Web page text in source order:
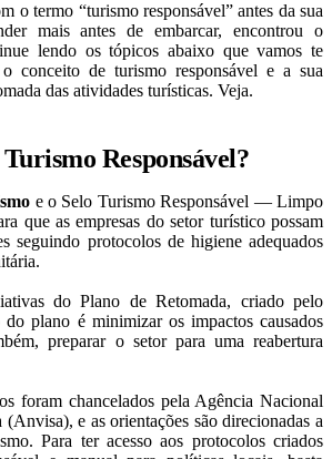
o termo “turismo responsável” antes da sua
mais antes de embarcar, encontrou o
lendo os tópicos abaixo que vamos te
conceito de turismo responsável e a sua
das atividades turísticas. Veja.
Responsável?
e o Selo Turismo Responsável — Limpo
que as empresas do setor turístico possam
seguindo protocolos de higiene adequados
do Plano de Retomada, criado pelo
plano é minimizar os impactos causados
preparar o setor para uma reabertura
foram chancelados pela Agência Nacional
e as orientações são direcionadas a
Para ter acesso aos protocolos criados